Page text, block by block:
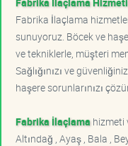
Fabrika İlaçlama
sunuyoruz. Böcek ve
ve tekniklerle, müşteri
Sağlığınızı ve
haşere sorunlarınızı
Fabrika İlaçlama hizmeti
Altındağ , Ayaş , Bala ,